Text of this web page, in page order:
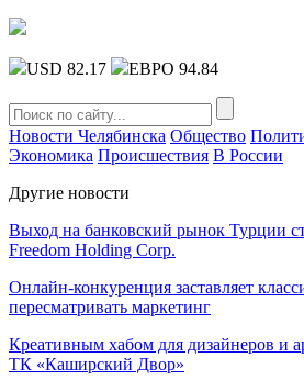
USD 82.17 ЕВРО 94.84
Новости Челябинска Общество
Экономика Происшествия В России
Другие новости
Выход на банковский рынок Турции
Freedom Holding Corp.
Онлайн-конкуренция заставляет
пересматривать маркетинг
Креативным хабом для дизайнеров и
ТК «Каширский Двор»